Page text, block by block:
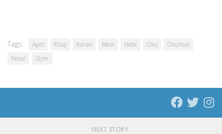
Tags: Ayet Kitap Kuran Meal Nebi Oku
Okumak
Resul
Siyer
NEXT STORY